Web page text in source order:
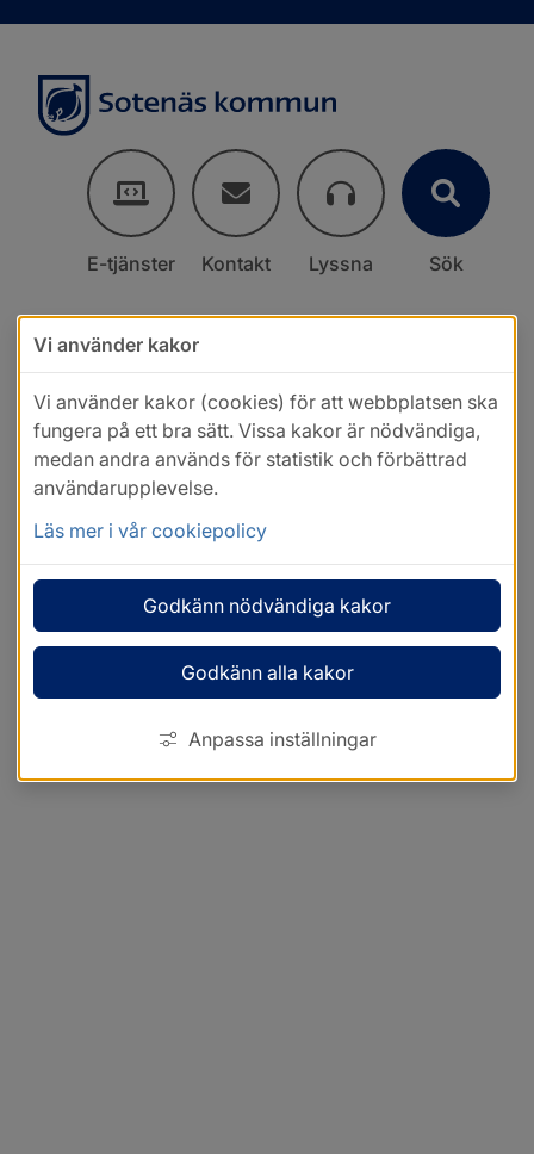
E-tjänster Kontakt Lyssna Sök
Vi använder kakor
Vi använder kakor (cookies) för att webbplatsen ska
fungera på ett bra sätt. Vissa kakor är nödvändiga,
medan andra används för statistik och förbättrad
användarupplevelse.
Läs mer i vår cookiepolicy
Godkänn nödvändiga kakor
Godkänn alla kakor
Anpassa inställningar